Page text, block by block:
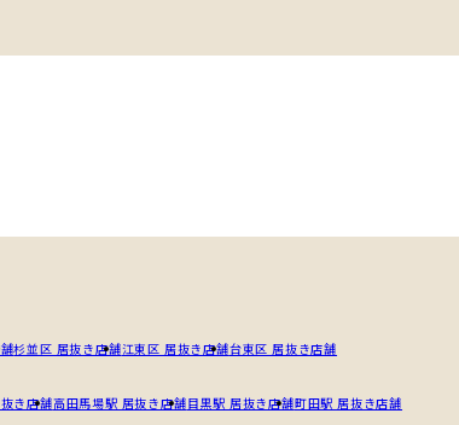
杉並区 居抜き店舗江東区 居抜き店舗台東区 居抜き店舗
き店舗高田馬場駅 居抜き店舗目黒駅 居抜き店舗町田駅 居抜き店舗